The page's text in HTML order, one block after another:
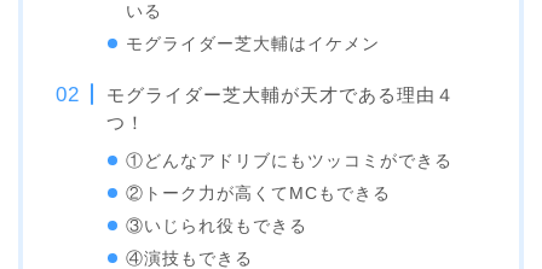
いる
モグライダー芝大輔はイケメン
モグライダー芝大輔が天才である理由４
つ！
①どんなアドリブにもツッコミができる
②トーク力が高くてMCもできる
③いじられ役もできる
④演技もできる